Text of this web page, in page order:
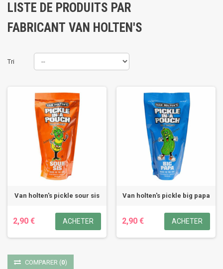
LISTE DE PRODUITS PAR
FABRICANT VAN HOLTEN'S
Tri
Van holten's pickle sour sis
2,90 € ACHETER
Van holten's pickle big papa
2,90 € ACHETER
COMPARER (0)